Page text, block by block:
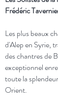
Frédéric
Les plus beaux
d'Alep en Syrie,
des chantres de
exceptionnel
toute la
Orient.